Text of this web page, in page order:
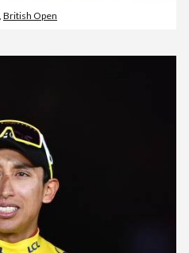
, British Open